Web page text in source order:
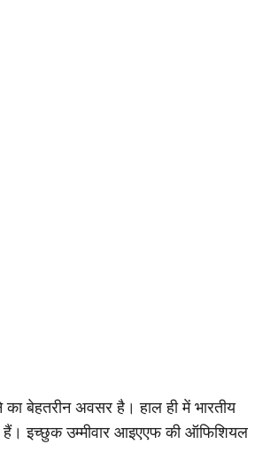
बेहतरीन अवसर है। हाल ही में भारतीय
इच्छुक उम्मीवार आइएएफ की ऑफिशियल